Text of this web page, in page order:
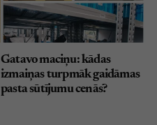
Gatavo maciņu: kādas
izmaiņas turpmāk gaidāmas
pasta sūtījumu cenās?